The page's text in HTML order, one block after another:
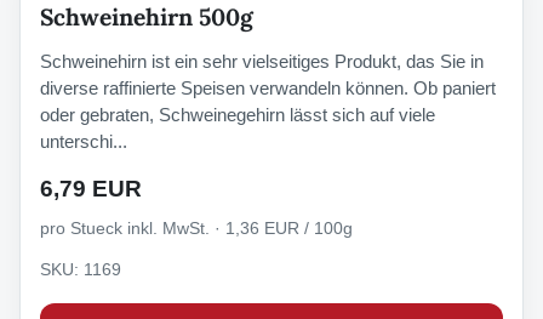
Schweinehirn 500g
Schweinehirn ist ein sehr vielseitiges Produkt, das Sie in
diverse raffinierte Speisen verwandeln können. Ob paniert
oder gebraten, Schweinegehirn lässt sich auf viele
unterschi...
6,79 EUR
pro Stueck inkl. MwSt. · 1,36 EUR / 100g
SKU: 1169